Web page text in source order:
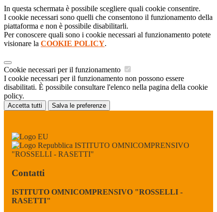
In questa schermata è possibile scegliere quali cookie consentire.
I cookie necessari sono quelli che consentono il funzionamento della
piattaforma e non è possibile disabilitarli.
Per conoscere quali sono i cookie necessari al funzionamento potete
visionare la COOKIE POLICY.
Cookie necessari per il funzionamento
I cookie necessari per il funzionamento non possono essere
disabilitati. È possibile consultare l'elenco nella pagina della cookie
policy.
Accetta tutti Salva le preferenze
ISTITUTO OMNICOMPRENSIVO
"ROSSELLI - RASETTI"
Contatti
ISTITUTO OMNICOMPRENSIVO "ROSSELLI -
RASETTI"